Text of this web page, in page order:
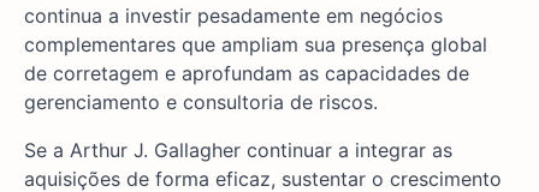
continua a investir pesadamente em negócios
complementares que ampliam sua presença global
de corretagem e aprofundam as capacidades de
gerenciamento e consultoria de riscos.
Se a Arthur J. Gallagher continuar a integrar as
aquisições de forma eficaz, sustentar o crescimento